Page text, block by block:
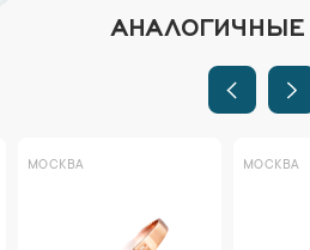
МОСКВА МОСКВА